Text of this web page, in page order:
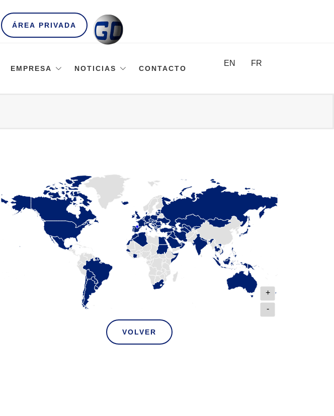
ÁREA PRIVADA
EMPRESA NOTICIAS CONTACTO
EN FR
+
-
VOLVER